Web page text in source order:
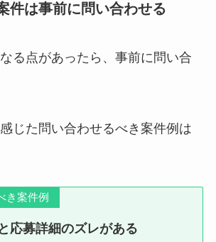
件は事前に問い合わせる
る点があったら、事前に問い合
じた問い合わせるべき案件例は
き案件例
応募詳細のズレがある